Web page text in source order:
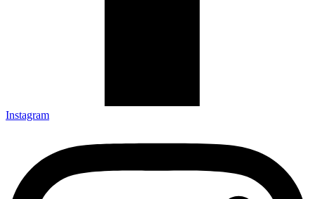
Instagram